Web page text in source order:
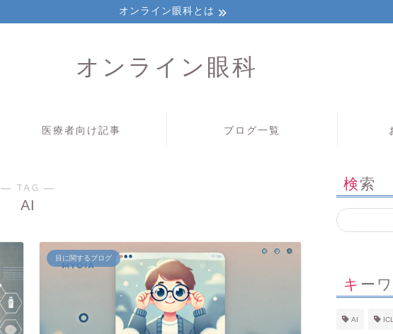
オンライン眼科とは
オンライン眼科
医療者向け記事 ブログ一覧
― TAG ―
AI
目に関するブログ
検索
キー
AI ICL